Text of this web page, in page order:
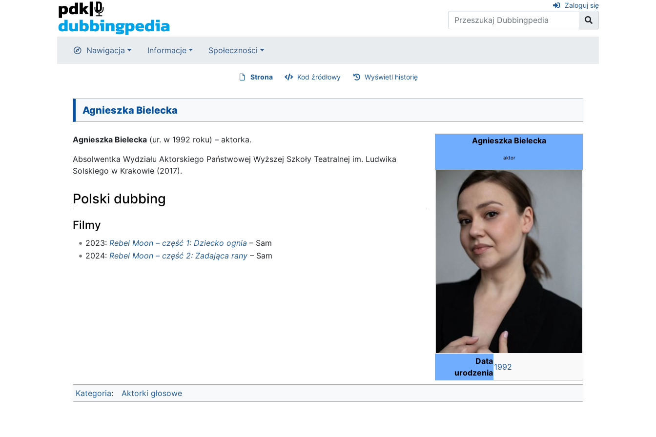
Zaloguj się
Nawigacja Informacje Społeczności
Strona Kod źródłowy Wyświetl historię
Agnieszka Bielecka
Agnieszka Bielecka
aktor
Data
urodzenia
1992
Agnieszka Bielecka (ur. w 1992 roku) – aktorka.
Absolwentka Wydziału Aktorskiego Państwowej Wyższej Szkoły Teatralnej im. Ludwika
Solskiego w Krakowie (2017).
Polski dubbing
Filmy
2023: Rebel Moon – część 1: Dziecko ognia – Sam
2024: Rebel Moon – część 2: Zadająca rany– Sam
Kategoria: Aktorki głosowe